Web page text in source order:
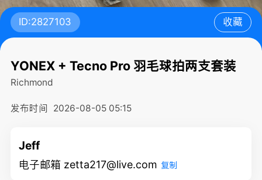
ID:2827103 收藏
YONEX + Tecno Pro 羽毛球拍两支套装
Richmond
发布时间 2026-08-05 05:15
Jeff
电子邮箱 zetta217@live.com 复制